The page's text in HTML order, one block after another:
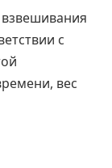
с
вес